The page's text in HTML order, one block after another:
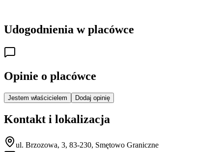
Udogodnienia w placówce
Opinie o placówce
Jestem właścicielem Dodaj opinię
Kontakt i lokalizacja
ul. Brzozowa, 3, 83-230, Smętowo Graniczne